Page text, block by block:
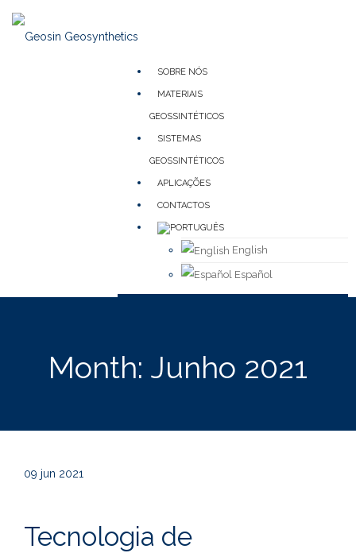
SOBRE NÓS
MATERIAIS
GEOSSINTÉTICOS
SISTEMAS
GEOSSINTÉTICOS
APLICAÇÕES
CONTACTOS
English
Español
Month: Junho 2021
09 jun 2021
Tecnologia de